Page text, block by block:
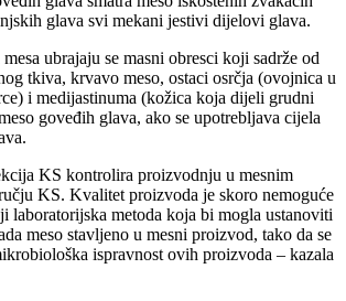
glava svi mekani jestivi dijelovi glava.
ubrajaju se masni obresci koji sadrže od
tkiva, krvavo meso, ostaci osrčja (ovojnica u
i medijastinuma (kožica koja dijeli grudni
goveđih glava, ako se upotrebljava cijela
KS kontrolira proizvodnju u mesnim
KS. Kvalitet proizvoda je skoro nemoguće
laboratorijska metoda koja bi mogla ustanoviti
meso stavljeno u mesni proizvod, tako da se
ispravnost ovih proizvoda – kazala